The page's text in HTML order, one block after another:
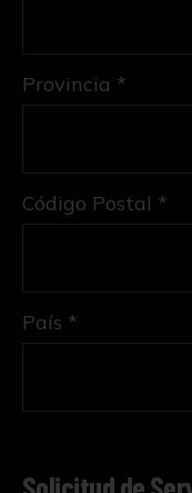
Provincia *
Código Postal *
País *